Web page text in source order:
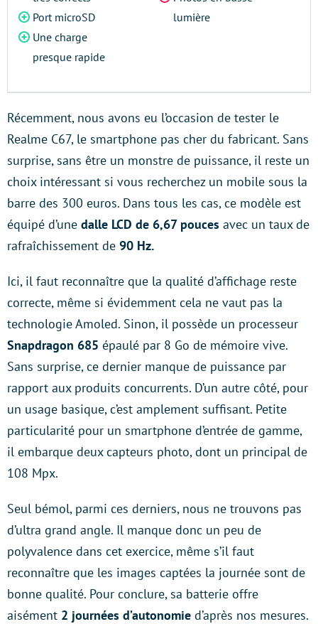
Port microSD
Une charge
presque rapide
lumière
Récemment, nous avons eu l’occasion de tester le
Realme C67, le smartphone pas cher du fabricant. Sans
surprise, sans être un monstre de puissance, il reste un
choix intéressant si vous recherchez un mobile sous la
barre des 300 euros. Dans tous les cas, ce modèle est
équipé d’une dalle LCD de 6,67 pouces avec un taux de
rafraîchissement de 90 Hz.
Ici, il faut reconnaître que la qualité d’affichage reste
correcte, même si évidemment cela ne vaut pas la
technologie Amoled. Sinon, il possède un processeur
Snapdragon 685 épaulé par 8 Go de mémoire vive.
Sans surprise, ce dernier manque de puissance par
rapport aux produits concurrents. D’un autre côté, pour
un usage basique, c’est amplement suffisant. Petite
particularité pour un smartphone d’entrée de gamme,
il embarque deux capteurs photo, dont un principal de
108 Mpx.
Seul bémol, parmi ces derniers, nous ne trouvons pas
d’ultra grand angle. Il manque donc un peu de
polyvalence dans cet exercice, même s’il faut
reconnaître que les images captées la journée sont de
bonne qualité. Pour conclure, sa batterie offre
aisément 2 journées d’autonomie d’après nos mesures.